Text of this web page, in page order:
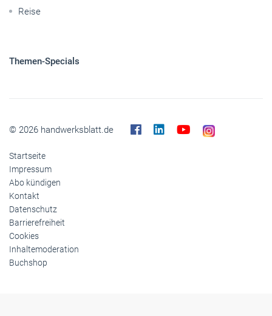
Reise
Themen-Specials
© 2026 handwerksblatt.de
Startseite
Impressum
Abo kündigen
Kontakt
Datenschutz
Barrierefreiheit
Cookies
Inhaltemoderation
Buchshop